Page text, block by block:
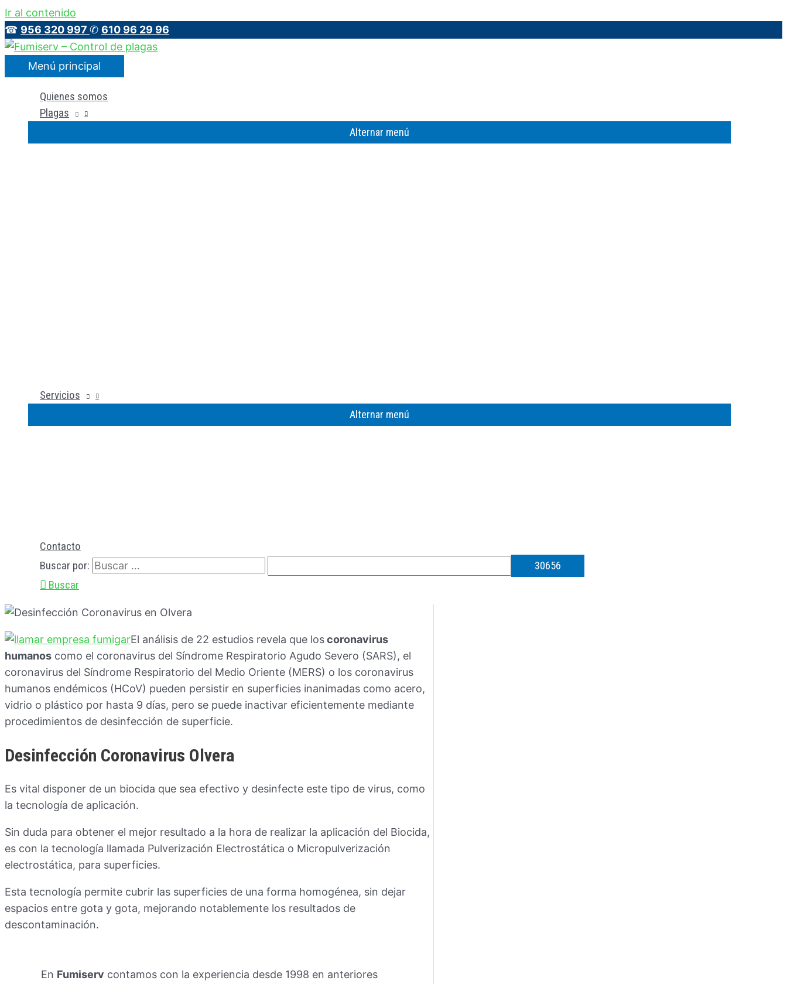
Ir al contenido
☎ 956 320 997 ✆ 610 96 29 96
Menú principal
Quienes somos
Plagas
Alternar menú
Servicios
Alternar menú
Contacto
Buscar por:
Buscar
El análisis de 22 estudios revela que loscoronavirus
humanos como el coronavirus del Síndrome Respiratorio Agudo Severo (SARS), el
coronavirus del Síndrome Respiratorio del Medio Oriente (MERS) o los coronavirus
humanos endémicos (HCoV) pueden persistir en superficies inanimadas como acero,
vidrio o plástico por hasta 9 días, pero se puede inactivar eficientemente mediante
procedimientos de desinfección de superficie.
Desinfección Coronavirus Olvera
Es vital disponer de un biocida que sea efectivo y desinfecte este tipo de virus, como
la tecnología de aplicación.
Sin duda para obtener el mejor resultado a la hora de realizar la aplicación del Biocida,
es con la tecnología llamada Pulverización Electrostática o Micropulverización
electrostática, para superficies.
Esta tecnología permite cubrir las superficies de una forma homogénea, sin dejar
espacios entre gota y gota, mejorando notablemente los resultados de
descontaminación.
En Fumiserv contamos con la experiencia desde 1998 en anteriores